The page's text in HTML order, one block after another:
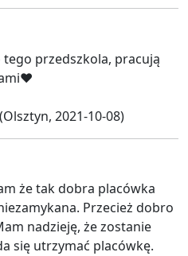
tego przedszkola, pracują
(Olsztyn, 2021-10-08)
że tak dobra placówka
Przecież dobro
nadzieję, że zostanie
się utrzymać placówkę.